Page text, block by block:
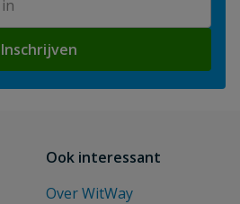
Inschrijven
Ook interessant
Over WitWay